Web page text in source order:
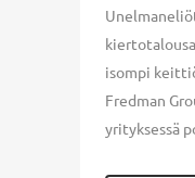
isompi
Fredman
yrityksessä